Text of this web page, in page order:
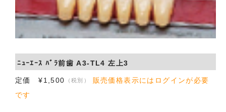
3D実体顕微鏡
会社概要
お問い合わせ
ﾆｭｰｴｰｽ ﾊﾞﾗ前歯 A3-TL4 左上3
定価 ¥1,500 （税別）
販売価格表示にはログインが必要
です